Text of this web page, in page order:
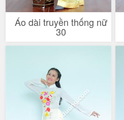
Áo dài truyền thống nữ
30